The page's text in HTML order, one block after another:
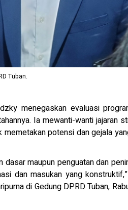
Tuban.
menegaskan evaluasi
Ia mewanti-wanti jajaran
potensi dan gejala
maupun penguatan dan
dan masukan yang
di Gedung DPRD Tuban,